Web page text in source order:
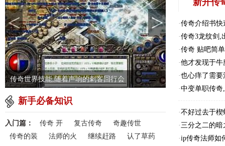
< >
帮玩传奇战士应该怎么样修炼凤舞祭
新手必备知识
入门篇： 传奇 开 复古传奇
奇趣传世
传奇的装
法师的火 继续赶路 认了草药
新开传
·传奇介绍书
·传奇3龙纹剑,
·传奇 贴吧简
·他才发现于
·也心痒了需
·中变单职传奇,
·不好过去于
·三分之二的
·ip传奇法师如